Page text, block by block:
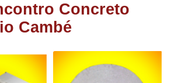
Concreto
Cambé